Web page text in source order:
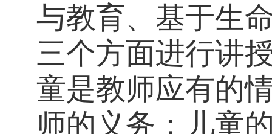
与教育、基于生
三个方面进行讲
童是教师应有的
师的义务；儿童